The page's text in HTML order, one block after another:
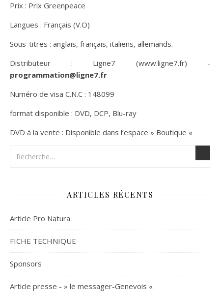
Prix : Prix Greenpeace
Langues : Français (V.O)
Sous-titres : anglais, français, italiens, allemands.
Distributeur : Ligne7 (www.ligne7.fr) -
programmation@ligne7.fr
Numéro de visa C.N.C : 148099
format disponible : DVD, DCP, Blu-ray
DVD à la vente : Disponible dans l’espace » Boutique «
ARTICLES RÉCENTS
Article Pro Natura
FICHE TECHNIQUE
Sponsors
Article presse - » le messager-Genevois «